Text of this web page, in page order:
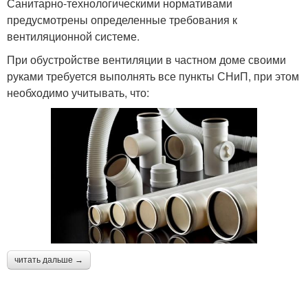
предусмотрены определенные требования к
вентиляционной системе.
При обустройстве вентиляции в частном доме своими
руками требуется выполнять все пункты СНиП, при этом
необходимо учитывать, что:
читать дальше →